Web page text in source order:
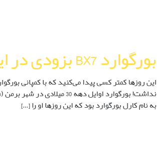
بورگوارد BX7 بزودی در ایران
این روزها کمتر کسی پیدا می‌کنید که با کمپانی
به نام کارل بورگوارد بود که این روزها او را […]